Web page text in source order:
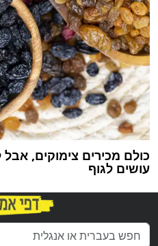
כולם מכירים צימוקים,
עושים לגוף